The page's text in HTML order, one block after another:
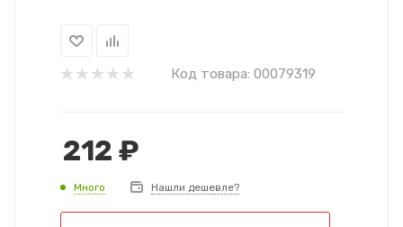
Код товара: 00079319
212 ₽
Много Нашли дешевле?